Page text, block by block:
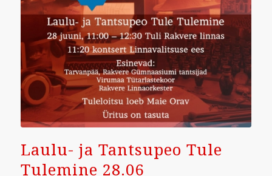
Laulu- ja Tantsupeo Tule
Tulemine 28.06